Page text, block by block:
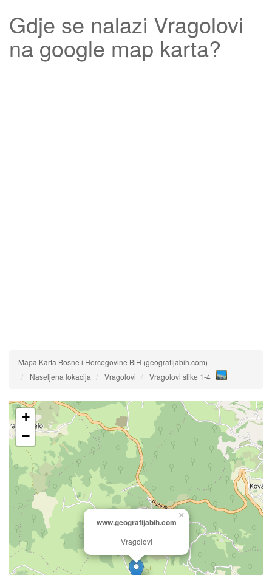
Gdje se nalazi Vragolovi
na google map karta?
Mapa Karta Bosne i Hercegovine BiH (geografijabih.com)
Naseljena lokacija
Vragolovi Vragolovi slike 1-4
www.geografijabih.com
Vragolovi
×
+
−